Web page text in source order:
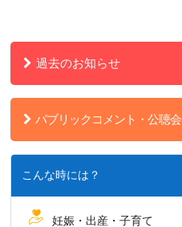
過去のお知らせ
パブリックコメント・公聴会
こんな時には？
妊娠・出産・子育て